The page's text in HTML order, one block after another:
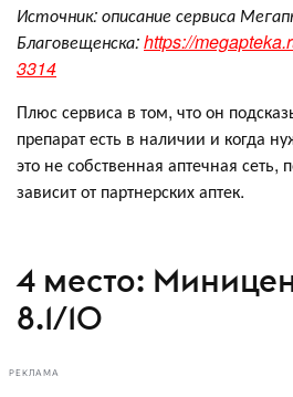
Источник: описание сервиса
Благовещенска:https://
3314
Плюс сервиса в том, что он
препарат есть в наличии и когда
это не собственная аптечная сеть,
зависит от партнерских аптек.
4 место:
8.1/10
РЕКЛАМА